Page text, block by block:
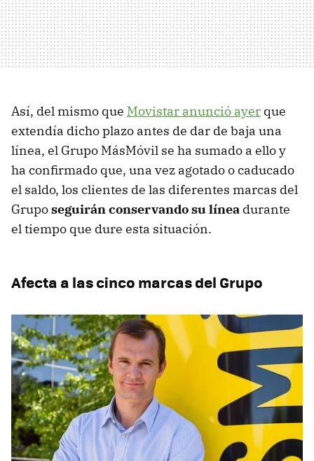
Así, del mismo que Movistar anunció ayer que
extendía dicho plazo antes de dar de baja una
línea, el Grupo MásMóvil se ha sumado a ello y
ha confirmado que, una vez agotado o caducado
el saldo, los clientes de las diferentes marcas del
Gruposeguirán conservando su línea durante
el tiempo que dure esta situación.
Afecta a las cinco marcas del Grupo